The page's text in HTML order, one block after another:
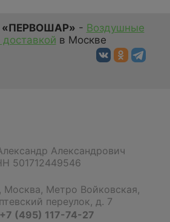
«ПЕРВОШАР» - Воздушные
в Москве
Александрович
501712449546
, Москва, Метро Войковская,
переулок, д. 7
+7 (495) 117-74-27